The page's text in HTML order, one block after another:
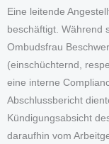
Eine leitende
beschäftigt. Während
Ombudsfrau
(einschüchternd,
eine interne
Abschlussbericht
Kündigungsabsicht
daraufhin vom